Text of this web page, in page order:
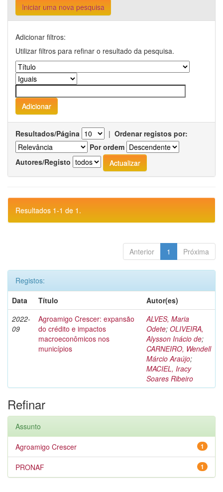
Iniciar uma nova pesquisa
Adicionar filtros:
Utilizar filtros para refinar o resultado da pesquisa.
Resultados/Página | Ordenar registos por:
Por ordem
Autores/Registo
Resultados 1-1 de 1.
Anterior 1 Próxima
Registos:
Data
Título
Autor(es)
2022-
09
Agroamigo Crescer: expansão
do crédito e impactos
macroeconômicos nos
municípios
ALVES, Maria
Odete; OLIVEIRA,
Alysson Inácio de;
CARNEIRO, Wendell
Márcio Araújo;
MACIEL, Iracy
Soares Ribeiro
Refinar
Assunto
1
Agroamigo Crescer
1
PRONAF